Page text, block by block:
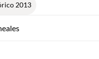
2013